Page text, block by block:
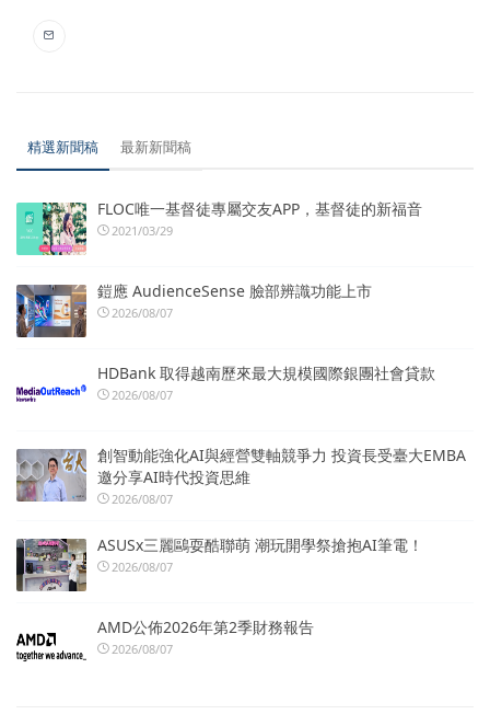
精選新聞稿 最新新聞稿
FLOC唯一基督徒專屬交友APP，基督徒的新福音
2021/03/29
鎧應 AudienceSense 臉部辨識功能上市
2026/08/07
HDBank 取得越南歷來最大規模國際銀團社會貸款
2026/08/07
創智動能強化AI與經營雙軸競爭力 投資長受臺大EMBA
邀分享AI時代投資思維
2026/08/07
ASUSx三麗鷗耍酷聯萌 潮玩開學祭搶抱AI筆電！
2026/08/07
AMD公佈2026年第2季財務報告
2026/08/07